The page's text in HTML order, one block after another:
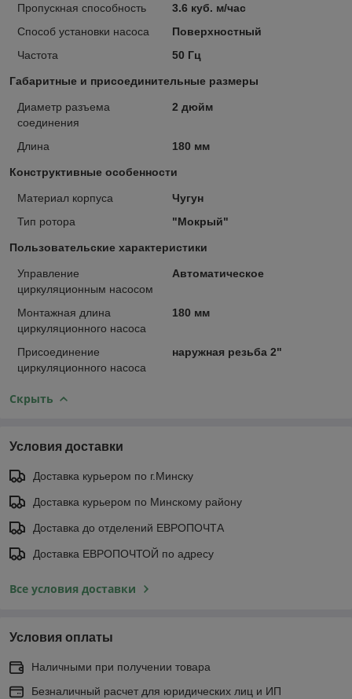
Пропускная способность
3.6 куб. м/час
Способ установки насоса
Поверхностный
Частота
50 Гц
Габаритные и присоединительные размеры
Диаметр разъема
соединения
2 дюйм
Длина 180 мм
Конструктивные особенности
Материал корпуса
Чугун
Тип ротора
"Мокрый"
Пользовательские характеристики
Управление
циркуляционным насосом
Автоматическое
Монтажная длина
циркуляционного насоса
180 мм
Присоединение
циркуляционного насоса
наружная резьба 2"
Скрыть
Условия доставки
Доставка курьером по г.Минску
Доставка курьером по Минскому району
Доставка до отделений ЕВРОПОЧТА
Доставка ЕВРОПОЧТОЙ по адресу
Все условия доставки
Условия оплаты
Наличными при получении товара
Безналичный расчет для юридических лиц и ИП